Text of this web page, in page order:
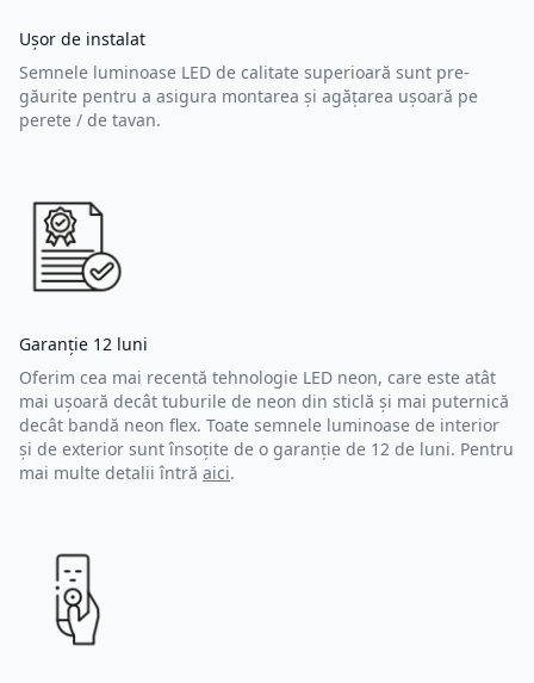
Ușor de instalat
Semnele luminoase LED de calitate superioară sunt pre-
găurite pentru a asigura montarea și agățarea ușoară pe
perete / de tavan.
Garanție 12 luni
Oferim cea mai recentă tehnologie LED neon, care este atât
mai ușoară decât tuburile de neon din sticlă și mai puternică
decât bandă neon flex. Toate semnele luminoase de interior
și de exterior sunt însoțite de o garanție de 12 de luni. Pentru
mai multe detalii întră aici.